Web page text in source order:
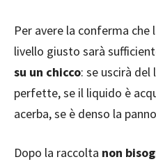
Per avere la conferma che
livello giusto sarà
su un chicco: se uscirà
perfette, se il liquido è
acerba, se è denso la
Dopo la raccolta non